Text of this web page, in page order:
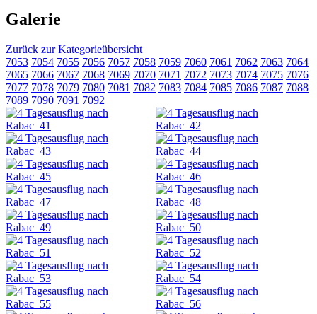
Galerie
Zurück zur Kategorieübersicht
7053 7054 7055 7056 7057 7058 7059 7060 7061 7062 7063 7064
7065 7066 7067 7068 7069 7070 7071 7072 7073 7074 7075 7076
7077 7078 7079 7080 7081 7082 7083 7084 7085 7086 7087 7088
7089 7090 7091 7092